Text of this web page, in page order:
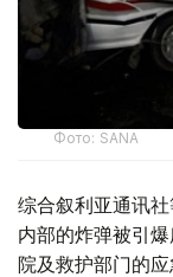
Фото: SANA
综合叙利亚通讯
内部的炸弹被引
院及救护部门的应